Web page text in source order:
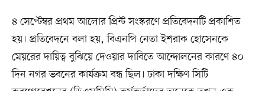
৪ সেপ্টেম্বর প্রথম আলোর প্রিন্ট সংস্করণে প্রতিবেদনটি প্রকাশিত
হয়। প্রতিবেদনে বলা হয়, বিএনপি নেতা ইশরাক হোসেনকে
মেয়রের দায়িত্ব বুঝিয়ে দেওয়ার দাবিতে আন্দোলনের কারণে ৪০
দিন নগর ভবনের কার্যক্রম বন্ধ ছিল। ঢাকা দক্ষিণ সিটি